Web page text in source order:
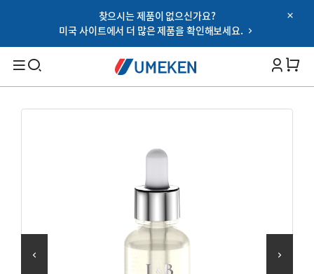
찾으시는 제품이 없으신가요?
미국 사이트에서 더 많은 제품을 확인해보세요.
Password
Google
SNS 로그인 이용약관
Filters
부모님 건강